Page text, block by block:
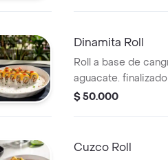
Dinamita Roll
Roll a base de
aguacate.
la casa (kani,
$ 50.000
Cuzco Roll